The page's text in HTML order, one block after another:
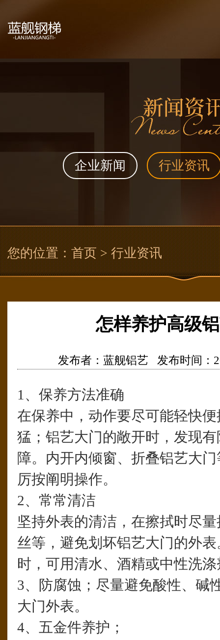
企业新闻 行业资讯
您的位置：首页> 行业资讯
怎样养护高级
发布者：蓝舰铝艺 发布时间：
1、保养方法准确
在保养中，动作要尽可能轻快
猛；铝艺大门的敞开时，发现
障。内开内倾窗、折叠铝艺大
厉按阐明操作。
2、常常清洁
坚持外表的清洁，在擦拭时尽
丝等，避免划坏铝艺大门的外
时，可用清水、酒精或中性洗
3、防腐蚀；尽量避免酸性、碱
大门外表。
4、五金件养护；